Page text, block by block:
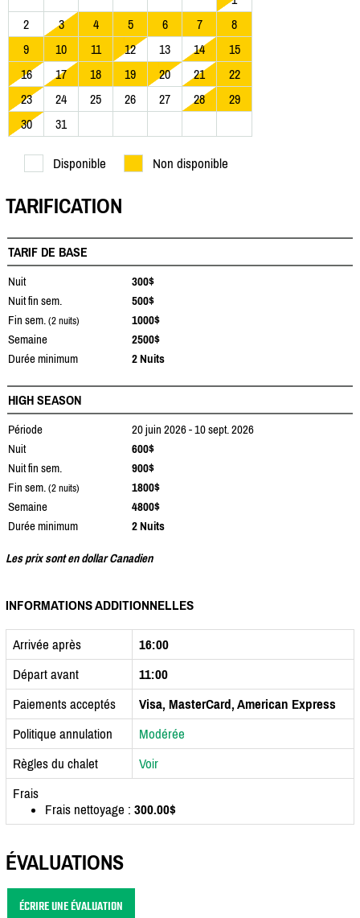
2
3 4 5 6 7
8
9
10 11 12 13 14
15
16
17 18 19 20 21
22
23
24 25 26 27 28
29
30
31
Disponible Non disponible
TARIFICATION
TARIF DE BASE
Nuit
300$
Nuit fin sem.
500$
Fin sem. (2 nuits)
1000$
Semaine
2500$
Durée minimum
2 Nuits
HIGH SEASON
Période
20 juin 2026 - 10 sept. 2026
Nuit
600$
Nuit fin sem.
900$
Fin sem. (2 nuits)
1800$
Semaine
4800$
Durée minimum
2 Nuits
Les prix sont en dollar Canadien
INFORMATIONS ADDITIONNELLES
Arrivée après
16:00
Départ avant
11:00
Paiements acceptés
Visa, MasterCard, American Express
Politique annulation
Modérée
Règles du chalet
Voir
Frais
Frais nettoyage : 300.00$
ÉVALUATIONS
ÉCRIRE UNE ÉVALUATION